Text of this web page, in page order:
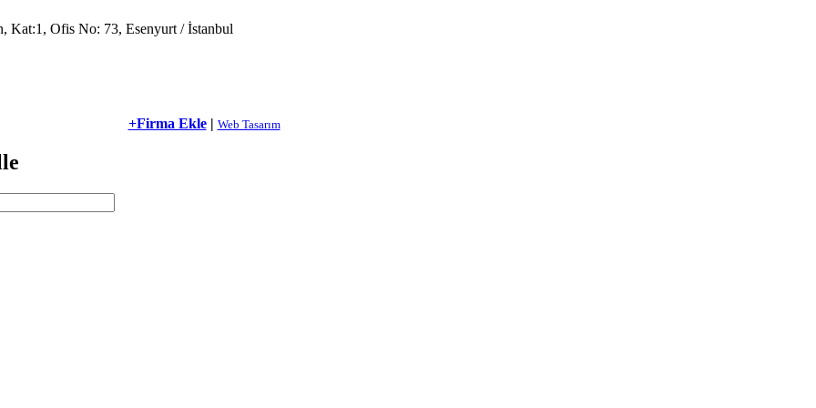
Kat:1, Ofis No: 73, Esenyurt / İstanbul
+Firma Ekle | Web Tasarım